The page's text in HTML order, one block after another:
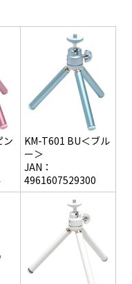
ン
KM-T601 BU＜ブル
ー＞
JAN：
4961607529300